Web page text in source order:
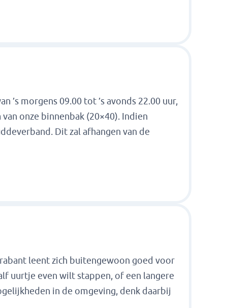
’s morgens 09.00 tot ’s avonds 22.00 uur,
onze binnenbak (20×40). Indien
Dit zal afhangen van de
leent zich buitengewoon goed voor
uurtje even wilt stappen, of een langere
in de omgeving, denk daarbij